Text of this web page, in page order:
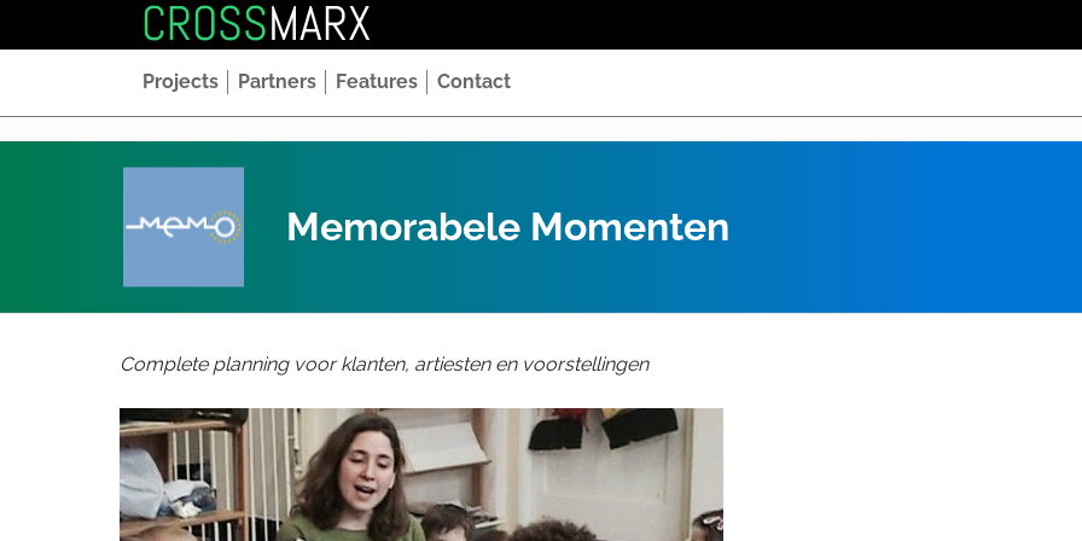
CROSSMARX
Projects Partners Features Contact
Memorabele Momenten
Complete planning voor klanten, artiesten en voorstellingen